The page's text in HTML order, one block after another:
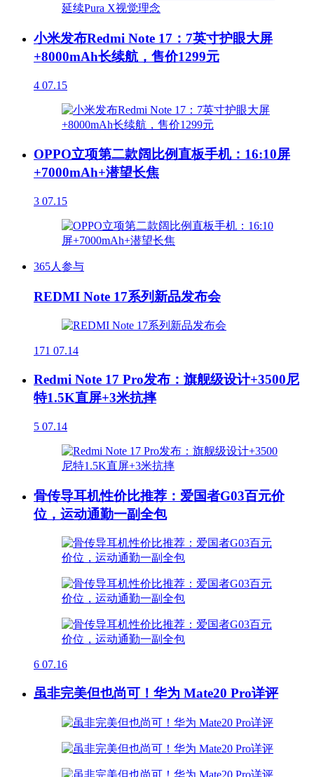
小米发布Redmi Note 17：7英寸护眼大屏
+8000mAh长续航，售价1299元
4 07.15
OPPO立项第二款阔比例直板手机：16:10屏
+7000mAh+潜望长焦
3 07.15
365人参与
REDMI Note 17系列新品发布会
171 07.14
Redmi Note 17 Pro发布：旗舰级设计+3500尼
特1.5K直屏+3米抗摔
5 07.14
骨传导耳机性价比推荐：爱国者G03百元价
位，运动通勤一副全包
6 07.16
虽非完美但也尚可！华为 Mate20 Pro详评